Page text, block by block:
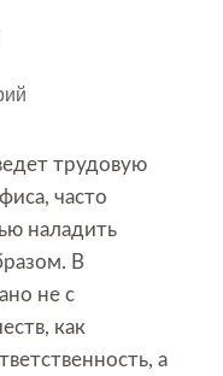
трудовую
часто
наладить
В
не с
как
а